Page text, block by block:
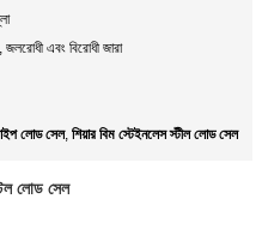
এবং বিরোধী জারা
লোড সেল, শিয়ার বিম স্টেইনলেস স্টীল লোড সেল
লোড সেল